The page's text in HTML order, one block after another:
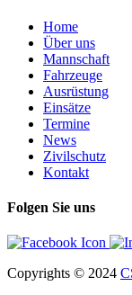
Home
Über uns
Mannschaft
Fahrzeuge
Ausrüstung
Einsätze
Termine
News
Zivilschutz
Kontakt
Folgen Sie uns
Copyrights © 2024